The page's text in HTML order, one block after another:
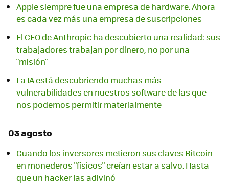
Apple siempre fue una empresa de hardware. Ahora
es cada vez más una empresa de suscripciones
El CEO de Anthropic ha descubierto una realidad: sus
trabajadores trabajan por dinero, no por una
"misión"
La IA está descubriendo muchas más
vulnerabilidades en nuestros software de las que
nos podemos permitir materialmente
03 agosto
Cuando los inversores metieron sus claves Bitcoin
en monederos "físicos" creían estar a salvo. Hasta
que un hacker las adivinó